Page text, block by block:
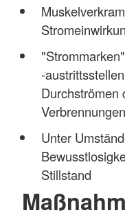
-
Durchströmen
Unter
Stillstand